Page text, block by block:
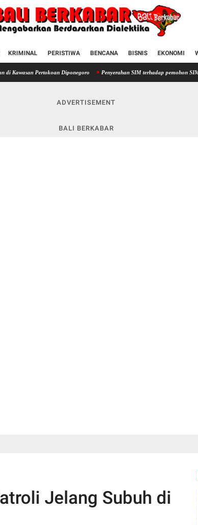
KRIMINAL PERISTIWA BENCANA BISNIS EKONOMI
Diponegoro Penyerahan SIM terhadap pemohon SIM di Satpas
ADVERTISEMENT
BALI BERKABAR
Jelang Subuh di